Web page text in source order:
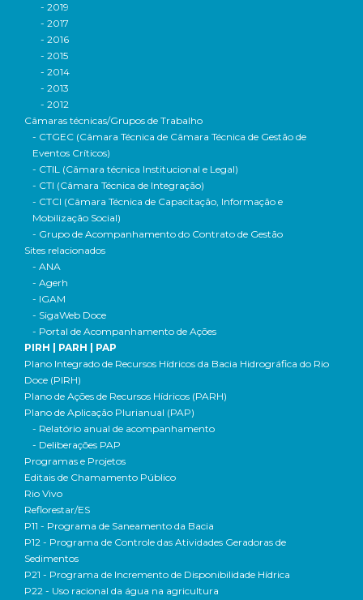
- 2019
- 2017
- 2016
- 2015
- 2014
- 2013
- 2012
Câmaras técnicas/Grupos de Trabalho
- CTGEC (Câmara Técnica de Câmara Técnica de Gestão de
Eventos Críticos)
- CTIL (Câmara técnica Institucional e Legal)
- CTI (Câmara Técnica de Integração)
- CTCI (Câmara Técnica de Capacitação, Informação e
Mobilização Social)
- Grupo de Acompanhamento do Contrato de Gestão
Sites relacionados
- ANA
- Agerh
- IGAM
- SigaWeb Doce
- Portal de Acompanhamento de Ações
PIRH | PARH | PAP
Plano Integrado de Recursos Hídricos da Bacia Hidrográfica do Rio
Doce (PIRH)
Plano de Ações de Recursos Hídricos (PARH)
Plano de Aplicação Plurianual (PAP)
- Relatório anual de acompanhamento
- Deliberações PAP
Programas e Projetos
Editais de Chamamento Público
Rio Vivo
Reflorestar/ES
P11 - Programa de Saneamento da Bacia
P12 - Programa de Controle das Atividades Geradoras de
Sedimentos
P21 - Programa de Incremento de Disponibilidade Hídrica
P22 - Uso racional da água na agricultura